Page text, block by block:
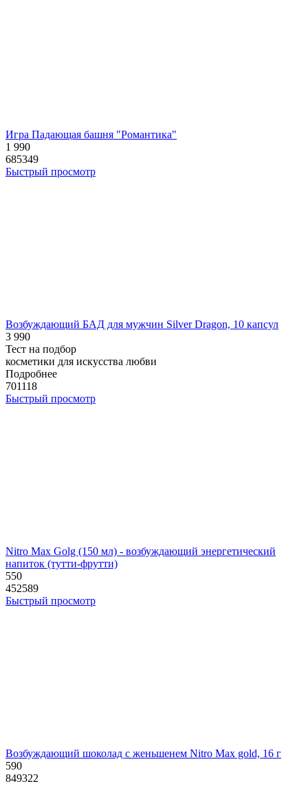
Игра Падающая башня "Романтика"
1 990
685349
Быстрый просмотр
Возбуждающий БАД для мужчин Silver Dragon, 10 капсул
3 990
Тест на подбор
косметики для искусства любви
Подробнее
701118
Быстрый просмотр
Nitro Max Golg (150 мл) - возбуждающий энергетический
напиток (тутти-фрутти)
550
452589
Быстрый просмотр
Возбуждающий шоколад с женьшенем Nitro Max gold, 16 г
590
849322